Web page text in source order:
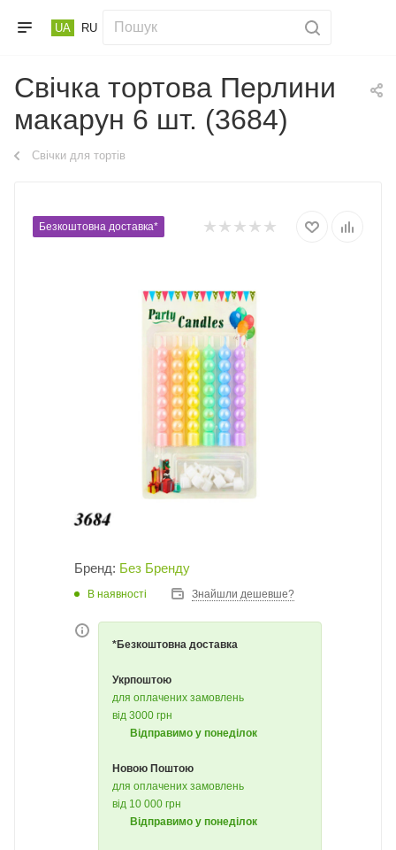
UA RU
Свічка тортова Перлини
макарун 6 шт. (3684)
Свічки для тортів
Безкоштовна доставка*
Бренд: Без Бренду
В наявності Знайшли дешевше?
*Безкоштовна доставка
Укрпоштою
для оплачених замовлень
від 3000 грн
Відправимо у понеділок
Новою Поштою
для оплачених замовлень
від 10 000 грн
Відправимо у понеділок